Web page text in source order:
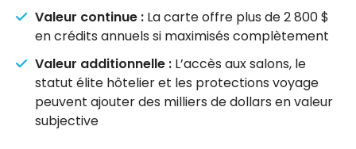
Valeur continue : La carte offre plus de 2 800 $
en crédits annuels si maximisés complètement
Valeur additionnelle : L’accès aux salons, le
statut élite hôtelier et les protections voyage
peuvent ajouter des milliers de dollars en valeur
subjective